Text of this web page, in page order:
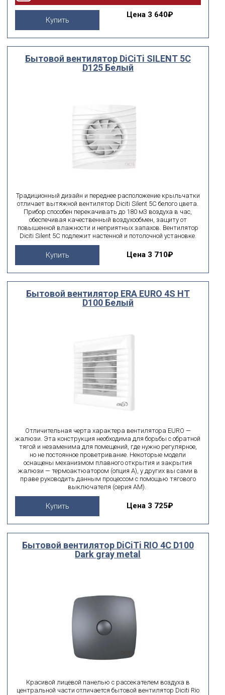
Купить
Цена 3 640₽
Бытовой вентилятор DiCiTi SILENT 5C
D125 Белый
Традиционный дизайн и переднее расположение крыльчатки
отличает вытяжной вентилятор Diciti Silent 5C белого цвета.
Прибор способен перекачивать до 180 м3 воздуха в час,
обеспечивая качественный воздухообмен, защиту от
повышенной влажности и неприятных запахов. Вентилятор
Diciti Silent 5C подлежит настенной и потолочной установке.
Купить Цена 3 710₽
Бытовой вентилятор ERA EURO 4S HT
D100 Белый
Отличительная черта характера вентилятора EURO —
жалюзи. Эта конструкция необходима для борьбы с обратной
тягой и незаменима для помещений, где нужно регулярное,
но не постоянное проветривание. Некоторые модели
оснащены механизмом плавного открытия и закрытия
жалюзи — термоактюатором (опция А), у других вы сами в
праве руководить данным процессом с помощью тягового
выключателя (серия АМ).
Купить Цена 3 725₽
Бытовой вентилятор DiCiTi RIO 4C D100
Dark gray metal
Красивой лицевой панелью с рассекателем воздуха в
центральной части отличается бытовой вентилятор Diciti Rio